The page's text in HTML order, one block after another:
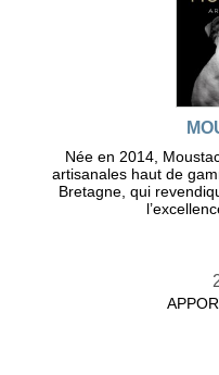
Née en 2014,
artisanales haut de
Bretagne, qui